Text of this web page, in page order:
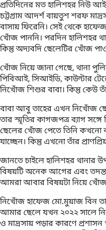
প্রতিদিনের মত হালিশহর নিউ আই
চট্টগ্রাম আদর্শ বায়তুশ শরফ
বাসায় ফিরেনি। সেই থেকে
খোঁজ পাননি। পরদিন হালিশহর
কিন্তু অদ্যবদি ছেলেটির খোঁজ
খোঁজ নিয়ে জানা গেছে, থানা
পিবিআই, সিআইডি, কাউন্টার
নিখোঁজ শিশুর বাবা। কিন্তু কেউ
বাবা আবু তাহের এখন নিখোঁজ
তার স্মৃতির কাগজপত্র ব্যাগ
ছেলের খোঁজ পেতে তিনি কখনো
যাচ্ছেন। কিন্তু এখনো তাঁর
জানতে চাইলে হালিশহর থানার
বিষয়টি অনেক আগের এবং
আমরা আবার বিষয়টা নিয়ে
নিখোঁজ হাফেজ মো.মুয়াজ বিন
আমার ছেলে যখন ২০২২ সালে
ও মাদ্রসায় পড়ার কারণে